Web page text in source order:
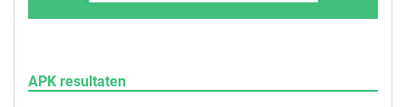
APK resultaten